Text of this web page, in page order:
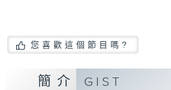
您喜歡這個節目嗎?
簡介 GIST